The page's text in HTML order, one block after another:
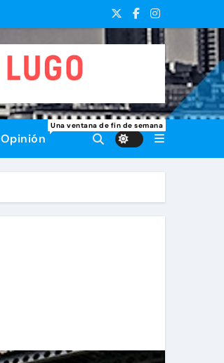
Opinión
Una ventana de fin de semana